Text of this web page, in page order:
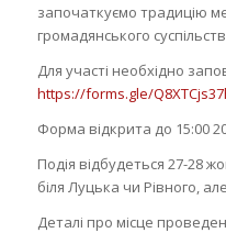
започаткуємо традицію
громадянського
Для участі необхідно
https://forms.gle/
Форма відкрита до 15:00
Подія відбудеться 27-28
біля Луцька чи Рівного,
Деталі про місце